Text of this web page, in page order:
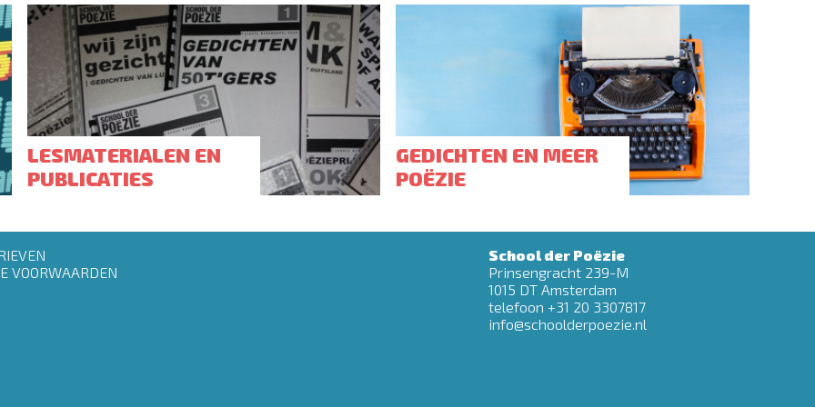
LESMATERIALEN EN
PUBLICATIES
GEDICHTEN EN MEER
POËZIE
VOORWAARDEN
School der Poëzie
Prinsengracht 239-M
1015 DT Amsterdam
telefoon +31 20 3307817
info@schoolderpoezie.nl